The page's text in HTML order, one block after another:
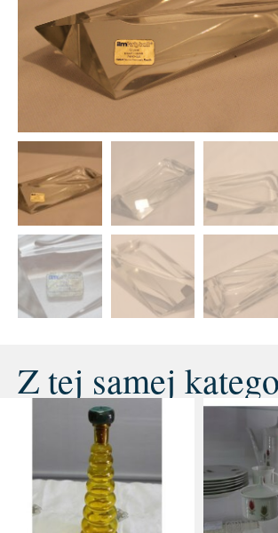
Z tej samej